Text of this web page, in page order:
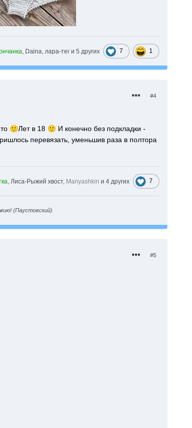
, Daina, лара-тег и5 других 7 1
#4
🙂Лет в 18 🙂И конечно без подкладки -
перевязать, уменьшив раза в полтора
, Лиса-Рыжий хвост, Manyashkin и4 других 7
(Паустовский)
#5